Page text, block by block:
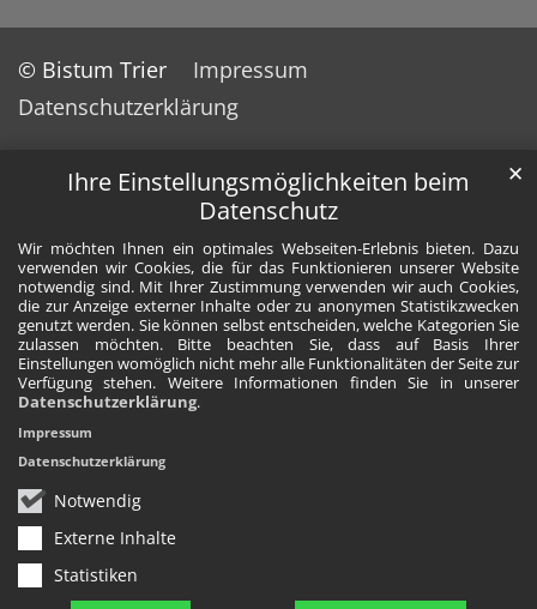
Ihre Einstellungsmöglichkeiten beim
Datenschutz
Wir möchten Ihnen ein optimales Webseiten-Erlebnis bieten. Dazu
verwenden wir Cookies, die für das Funktionieren unserer Website
notwendig sind. Mit Ihrer Zustimmung verwenden wir auch Cookies,
die zur Anzeige externer Inhalte oder zu anonymen Statistikzwecken
genutzt werden. Sie können selbst entscheiden, welche Kategorien Sie
zulassen möchten. Bitte beachten Sie, dass auf Basis Ihrer
Einstellungen womöglich nicht mehr alle Funktionalitäten der Seite zur
Verfügung stehen. Weitere Informationen finden Sie in unserer
Datenschutzerklärung.
Notwendig
Externe Inhalte
Statistiken
✕
Impressum
Datenschutzerklärung
© Bistum Trier
Impressum
Datenschutzerklärung